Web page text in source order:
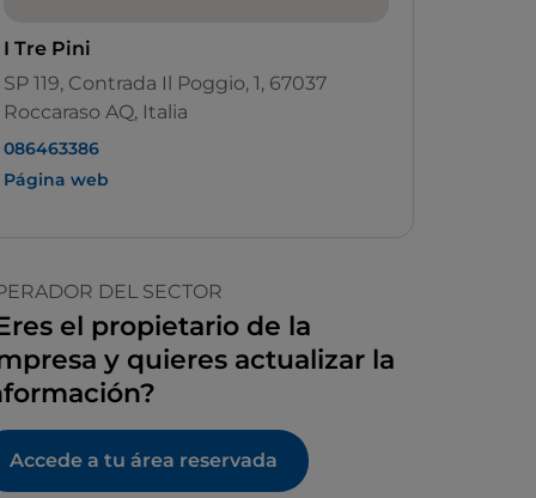
I Tre Pini
SP 119, Contrada Il Poggio, 1, 67037
Roccaraso AQ, Italia
086463386
Página web
DEL SECTOR
el propietario de la
y quieres actualizar la
Accede a tu área reservada